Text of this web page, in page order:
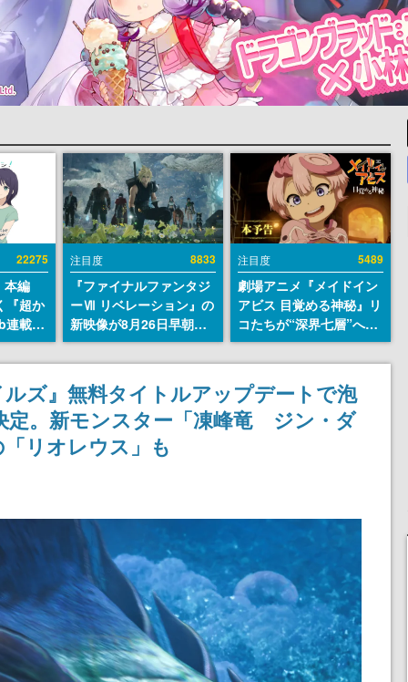
22275
本編
『超か
連載決
ンガレ
ミッ
掲載ス
には…
注目度 8833
『ファイナルファンタジ
ーⅦ リベレーション』の
新映像が8月26日早朝に
公開へ。『FF7』リメイ
クシリーズの完結編、
「gamescom」のオープ
ニングナイトライブにて
ディレクターの浜口直樹
氏が登壇する予定
注目度 5489
劇場アニメ『メイドイン
アビス 目覚める神秘』リ
コたちが“深界七層”へ進
む予告映像が公開。新キ
ャストも発表、テパステ
は諸星すみれさん、クラ
ヴァリは星野貴紀さんが
担当する
ズ』無料タイトルアップデートで泡
定。新モンスター「凍峰竜 ジン・ダ
リオレウス」も